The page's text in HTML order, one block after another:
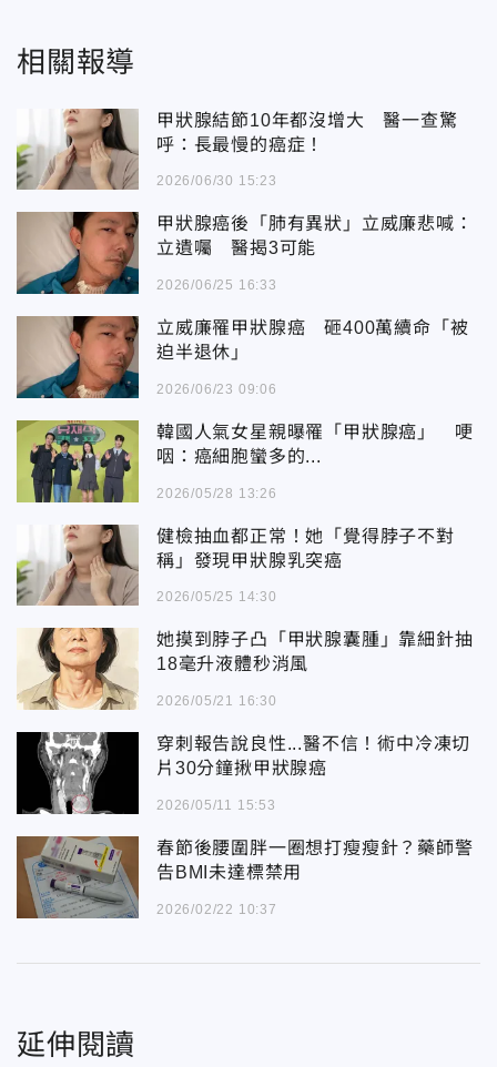
相關報導
甲狀腺結節10年都沒增大 醫一查驚
呼：長最慢的癌症！
2026/06/30 15:23
甲狀腺癌後「肺有異狀」立威廉悲喊：
立遺囑 醫揭3可能
2026/06/25 16:33
立威廉罹甲狀腺癌 砸400萬續命「被
迫半退休」
2026/06/23 09:06
韓國人氣女星親曝罹「甲狀腺癌」 哽
咽：癌細胞蠻多的...
2026/05/28 13:26
健檢抽血都正常！她「覺得脖子不對
稱」發現甲狀腺乳突癌
2026/05/25 14:30
她摸到脖子凸「甲狀腺囊腫」靠細針抽
18毫升液體秒消風
2026/05/21 16:30
穿刺報告說良性...醫不信！術中冷凍切
片30分鐘揪甲狀腺癌
2026/05/11 15:53
春節後腰圍胖一圈想打瘦瘦針？藥師警
告BMI未達標禁用
2026/02/22 10:37
延伸閱讀